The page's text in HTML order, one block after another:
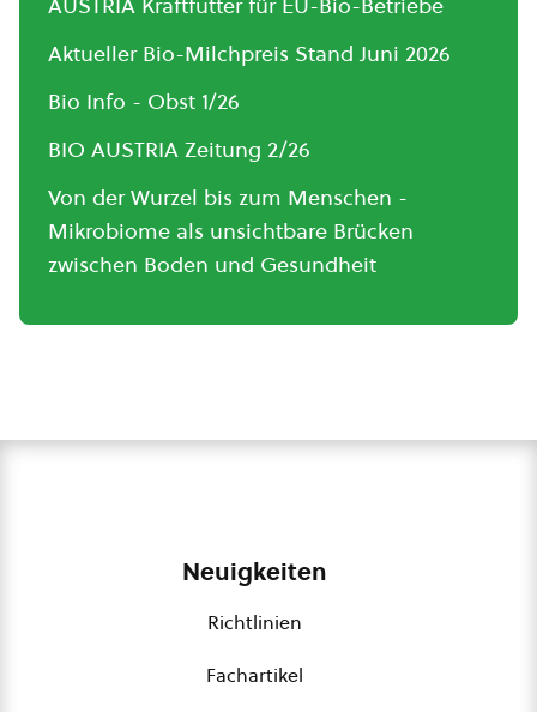
Aktueller Bio-Milchpreis Stand Juni 2026
Bio Info - Obst 1/26
BIO AUSTRIA Zeitung 2/26
Von der Wurzel bis zum Menschen -
Mikrobiome als unsichtbare Brücken
zwischen Boden und Gesundheit
Neuigkeiten
Richtlinien
Fachartikel